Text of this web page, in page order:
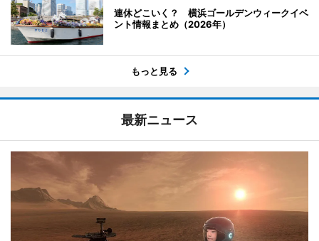
連休どこいく？ 横浜ゴールデンウィークイベ
ント情報まとめ（2026年）
もっと見る
最新ニュース